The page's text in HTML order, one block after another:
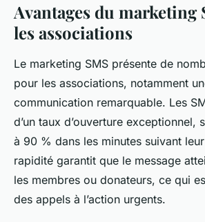
Avantages du marketing
les associations
Le marketing SMS présente de
pour les associations, notamment
communication remarquable. Les
d’un taux d’ouverture exceptionnel,
à 90 % dans les minutes suivant
rapidité garantit que le message
les membres ou donateurs, ce qui
des appels à l’action urgents.